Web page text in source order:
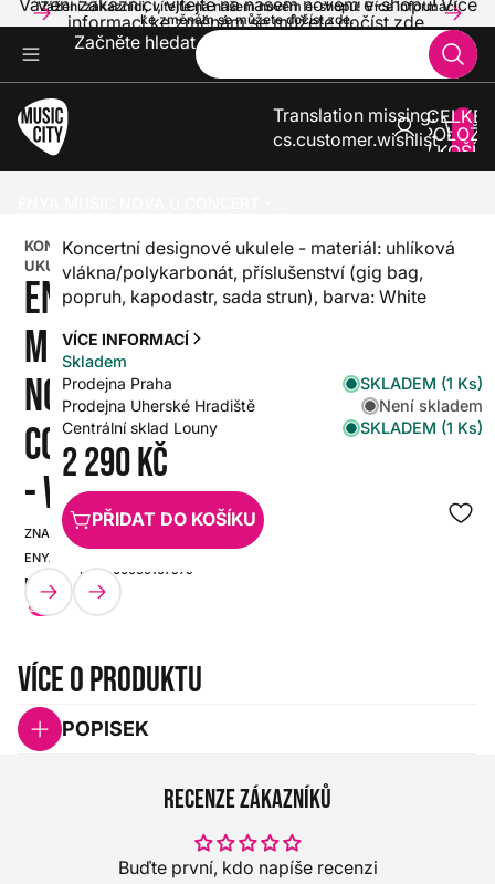
Vážení zákazníci, vítejte na našem novém e-shopu! Více informací
ke změnám se můžete dočíst zde.
Vážení zákazníci, vítejte na našem novém e-shopu! Více
informací ke změnám se můžete dočíst zde.
Začněte hledat
Translation missing:
cs.customer.wishlist
V
0
KONCERTNÍ
UKULELE
ENYA
MUSIC
NOVA U
CONCERT
- WHITE
ZNAČKA:
ENYA
MUSIC
SKU:
HX0000000107979
SET
Koncertní designové ukulele - materiál: uhlíková
vlákna/polykarbonát, příslušenství (gig bag,
popruh, kapodastr, sada strun), barva: White
VÍCE INFORMACÍ
Skladem
Prodejna Praha
SKLADEM (1 Ks)
Prodejna Uherské Hradiště
Není skladem
Centrální sklad Louny
SKLADEM (1 Ks)
2 290 Kč
PŘIDAT DO KOŠÍKU
Více o produktu
POPISEK
Recenze zákazníků
Buďte první, kdo napíše recenzi